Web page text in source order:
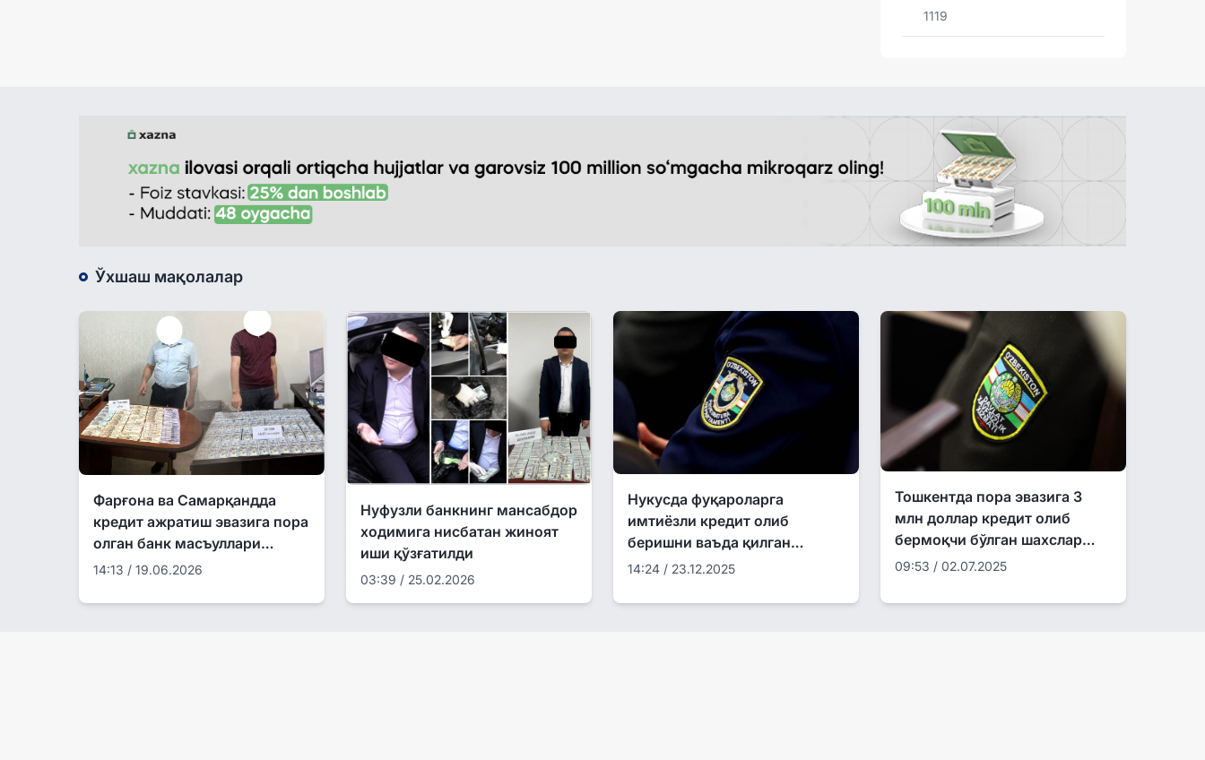
1119
Ўхшаш мақолалар
Фарғона ва Самарқандда
кредит ажратиш эвазига пора
олган банк масъуллари
ушланди
14:13 / 19.06.2026
Нуфузли банкнинг мансабдор
ходимига нисбатан жиноят
иши қўзғатилди
03:39 / 25.02.2026
Нукусда фуқароларга
имтиёзли кредит олиб
беришни ваъда қилган
фирибгар ушланди
14:24 / 23.12.2025
Тошкентда пора эвазига 3
млн доллар кредит олиб
бермоқчи бўлган шахслар
ушланди
09:53 / 02.07.2025